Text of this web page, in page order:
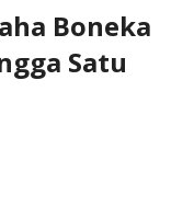
Boneka
Satu